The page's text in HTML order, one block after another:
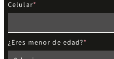
Celular
¿Eres menor de edad?